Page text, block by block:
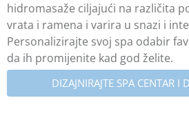
hidromasaže ciljajući na različita
vrata i ramena i varira u snazi i
Personalizirajte svoj spa odabir
da ih promijenite kad god želite.
DIZAJNIRAJTE SPA CENTAR I